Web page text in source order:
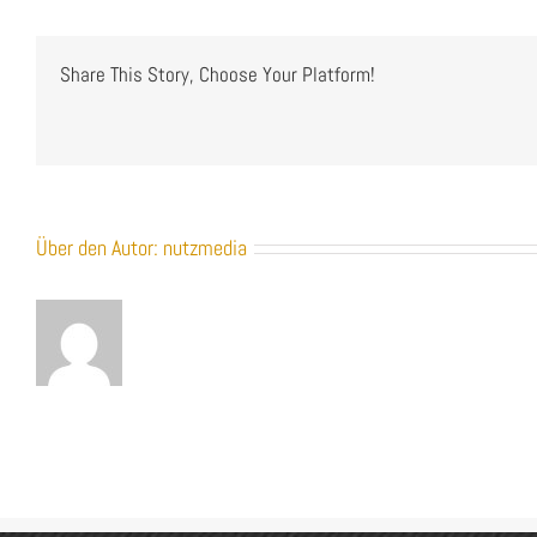
Share This Story, Choose Your Platform!
Über den Autor: nutzmedia